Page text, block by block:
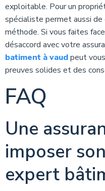
exploitable. Pour un
spécialiste permet aussi
méthode. Si vous faites
désaccord avec votre
batiment à vaudpeut
preuves solides et des
FAQ
Une
imposer
expert